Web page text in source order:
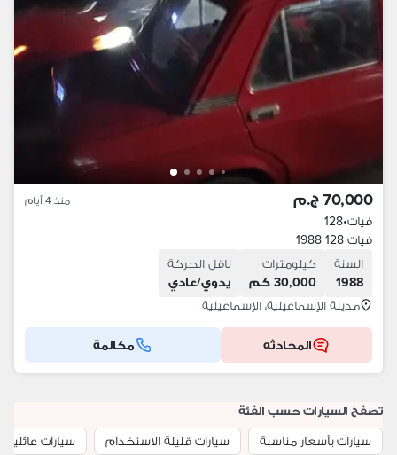
70,000 ج.م منذ 4 أيام
فيات•
128
فيات 128 1988
السنة
1988
كيلومترات
30,000 كم
ناقل الحركة
يدوي/عادي
مدينة الإسماعيلية، الإسماعيلية
المحادثه مكالمة
تصفح السيارات حسب الفئة
سيارات بأسعار مناسبة
سيارات قليلة الاستخدام سيارات عائلية